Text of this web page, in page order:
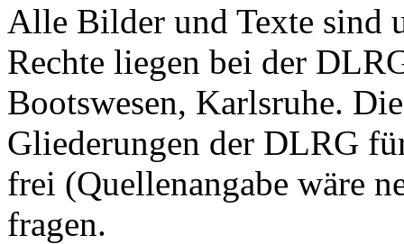
Alle Bilder und Texte sind
Rechte liegen bei der
Bootswesen, Karlsruhe.
Gliederungen der DLRG
frei (Quellenangabe wäre
fragen.